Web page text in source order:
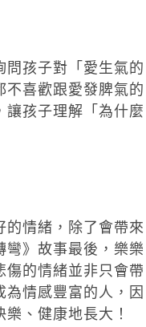
問孩子對「愛生氣的
不喜歡跟愛發脾氣的
讓孩子理解「為什麼
的情緒，除了會帶來
彎》故事最後，樂樂
的情緒並非只會帶
情感豐富的人，因
、健康地長大！